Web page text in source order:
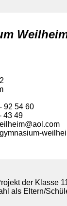
92 54 60
43 49
der Klasse
als Eltern/